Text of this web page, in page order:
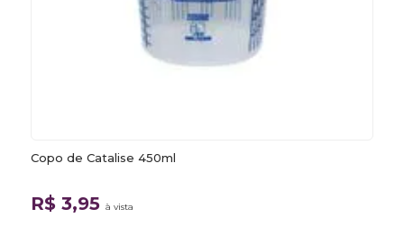
Copo de Catalise 450ml
R$ 3,95 à vista